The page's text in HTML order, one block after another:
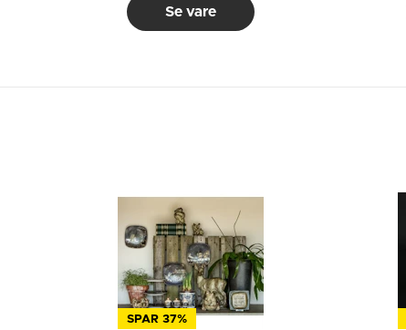
Se vare
SPAR 37%